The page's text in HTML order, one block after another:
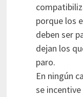
porque los
deben ser
dejan los
paro.
En ningún
se